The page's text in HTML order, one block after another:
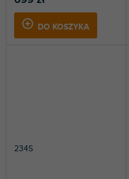
DO KOSZYKA
234S